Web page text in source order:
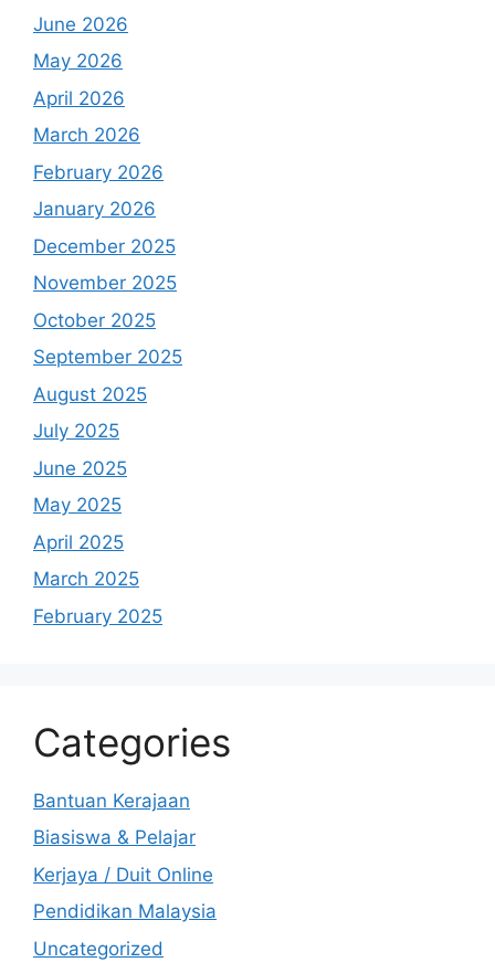
June 2026
May 2026
April 2026
March 2026
February 2026
January 2026
December 2025
November 2025
October 2025
September 2025
August 2025
July 2025
June 2025
May 2025
April 2025
March 2025
February 2025
Categories
Bantuan Kerajaan
Biasiswa & Pelajar
Kerjaya / Duit Online
Pendidikan Malaysia
Uncategorized